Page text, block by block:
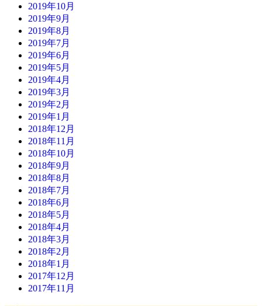
2019年10月
2019年9月
2019年8月
2019年7月
2019年6月
2019年5月
2019年4月
2019年3月
2019年2月
2019年1月
2018年12月
2018年11月
2018年10月
2018年9月
2018年8月
2018年7月
2018年6月
2018年5月
2018年4月
2018年3月
2018年2月
2018年1月
2017年12月
2017年11月